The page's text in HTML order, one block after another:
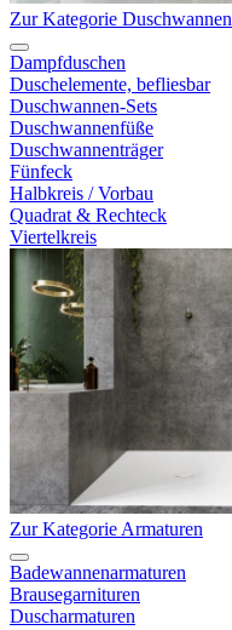
Zur Kategorie Duschwannen
Dampfduschen
Duschelemente, befliesbar
Duschwannen-Sets
Duschwannenfüße
Duschwannenträger
Fünfeck
Halbkreis / Vorbau
Quadrat & Rechteck
Viertelkreis
Zur Kategorie Armaturen
Badewannenarmaturen
Brausegarnituren
Duscharmaturen